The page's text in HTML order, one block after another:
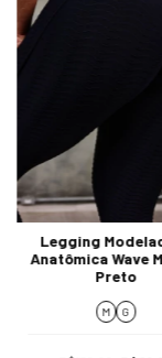
Legging
Anatômica Wave
Preto
M G